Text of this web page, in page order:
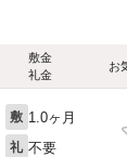
敷金
礼金
お
敷 1.0ヶ月
礼 不要